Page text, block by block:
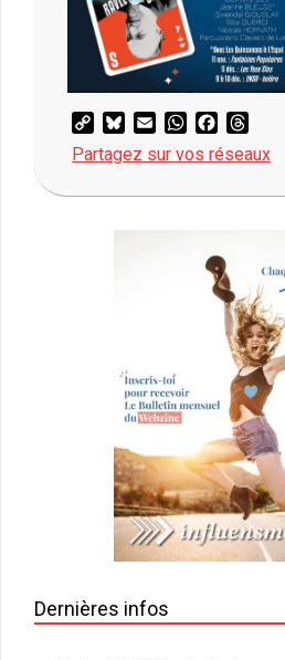
Copy
Link
Bluesky
Email WhatsAppFacebook
Partagez sur vos réseaux
2025-
Dernières infos